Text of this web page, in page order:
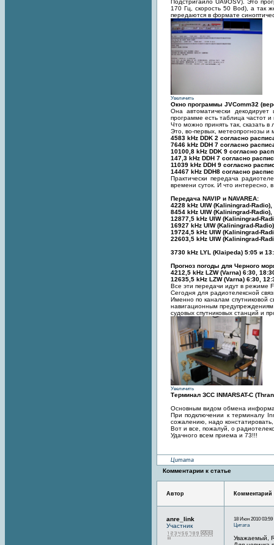
Подстригайло UA9OSV). Это
170 Гц, скорость 50 Bod), а так
передаются в формате
Увеличить
Окно программы JVComm32
Она автоматически
программе есть таблица частот
Что можно принять так, сказать
Это, во-первых, метеопрогнозы и
4583 kHz DDK 2 согласно
7646 kHz DDH 7 согласно
10100,8 kHz DDK 9 согласно
147,3 kHz DDH 7 согласно
11039 kHz DDH 9 согласно
14467 kHz DDH8 согласно
Практически передача
времени суток. И что интересно,
Передача NAVIP и NAVAREA:
4228 kHz UIW (Kaliningrad-Radio),
8454 kHz UIW (Kaliningrad-Radio),
12877,5 kHz UIW (Kaliningrad-
16927 kHz UIW (Kaliningrad-
19724,5 kHz UIW (Kaliningrad-
22603,5 kHz UIW (Kaliningrad-
3730 kHz LYL (Klaipeda) 5:05 и
Прогноз погоды для Черного
4212,5 kHz LZW (Varna) 6:30,
12635,5 kHz LZW (Varna) 6:30,
Все эти передачи идут в режиме
Сегодня для радиотелексной
Именно по каналам спутниковой
навигационным
судовых спутниковых станций и
Увеличить
Терминал ЗСС INMARSAT-C
Основным видом обмена
При подключении к терминалу
сожалению, надо
Вот и все, пожалуй, о
Удачного всем приема и 73!!!
Цитата
Комментарии к статье
Автор Комментарий
anre_link
Участник
18 Июн 2010 03:59
Цитата
Уважаемый,